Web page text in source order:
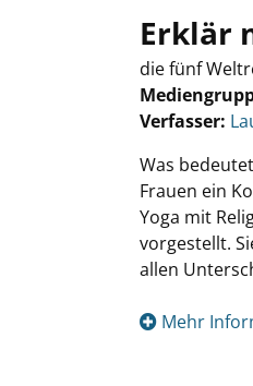
Erklär
die fünf
Verfasser:
Was
Frauen ein
Yoga mit
vorgestellt.
allen
Mehr